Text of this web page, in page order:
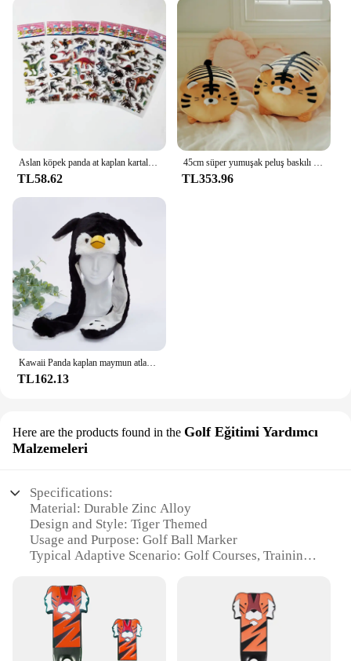
Aslan köpek panda at kaplan kartal Hippo fil Sticker ile 6 adet hayvan koleksiyonu çıkartmalar Doodle oyuncaklar çocuklar Gifs
TL58.62
45cm süper yumuşak peluş baskılı yağ yuvarlak kaplan oyuncak dolması kaplan desen atmak yastık Zebra çizgili domuz atmak yastık yatak yastık
TL353.96
Kawaii Panda kaplan maymun atlama Up kap hayvan şekli peluş kulak hareketli şapka kurbağa domuz fil yumuşak peluş şapka oyuncaklar komik oyuncaklar
TL162.13
Here are the products found in the Golf Eğitimi Yardımcı
Malzemeleri
Specifications:
Material: Durable Zinc Alloy
Design and Style: Tiger Themed
Usage and Purpose: Golf Ball Marker
Typical Adaptive Scenario: Golf Courses, Training
Shape or Size or Weight or Quantity: Compact and
Lightweight
Performance and Property: Highly Visible, Easy to
Attach